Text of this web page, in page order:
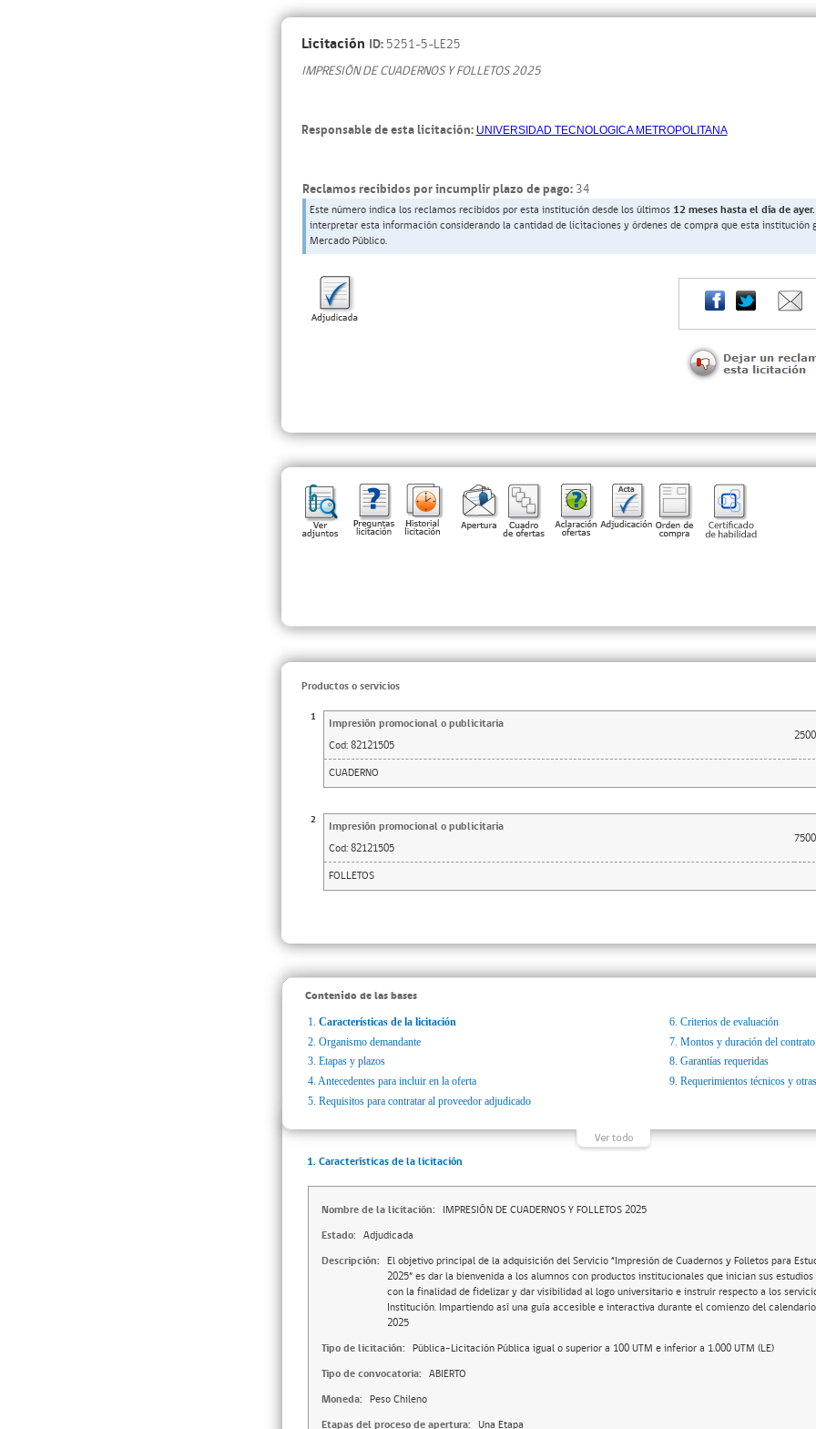
Licitación ID: 5251-5-LE25
IMPRESIÓN DE CUADERNOS Y FOLLETOS 2025
Responsable de esta licitación:UNIVERSIDAD TECNOLOGICA METROPOLITANA
Reclamos recibidos por incumplir plazo de pago: 34
Este número indica los reclamos recibidos por esta institución desde los últimos 12 meses hasta el día de ayer.
interpretar esta información considerando la cantidad de licitaciones y órdenes de compra que esta institución
Mercado Público.
Productos o servicios
1 Impresión promocional o publicitaria
2500
Cod: 82121505
CUADERNO
2 Impresión promocional o publicitaria
7500
Cod: 82121505
FOLLETOS
Contenido de las bases
1. Características de la licitación
2. Organismo demandante
3. Etapas y plazos
4. Antecedentes para incluir en la oferta
5. Requisitos para contratar al proveedor adjudicado
6. Criterios de evaluación
7. Montos y duración del contrato
8. Garantías requeridas
9. Requerimientos técnicos y
1. Características de la licitación
Nombre de la licitación: IMPRESIÓN DE CUADERNOS Y FOLLETOS 2025
Estado: Adjudicada
Descripción: El objetivo principal de la adquisición del Servicio “Impresión de Cuadernos y Folletos para
2025” es dar la bienvenida a los alumnos con productos institucionales que inician sus estudios
con la finalidad de fidelizar y dar visibilidad al logo universitario e instruir respecto a los
Institución. Impartiendo así una guía accesible e interactiva durante el comienzo del
2025
Tipo de licitación: Pública-Licitación Pública igual o superior a 100 UTM e inferior a 1.000 UTM (LE)
Tipo de convocatoria: ABIERTO
Moneda: Peso Chileno
Etapas del proceso de apertura: Una Etapa